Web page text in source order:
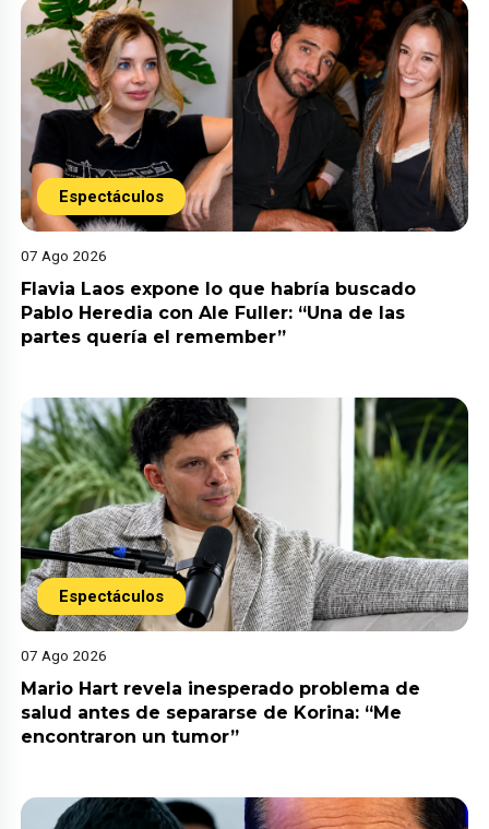
Espectáculos
07 Ago 2026
Flavia Laos expone lo que habría buscado
Pablo Heredia con Ale Fuller: “Una de las
partes quería el remember”
Espectáculos
07 Ago 2026
Mario Hart revela inesperado problema de
salud antes de separarse de Korina: “Me
encontraron un tumor”